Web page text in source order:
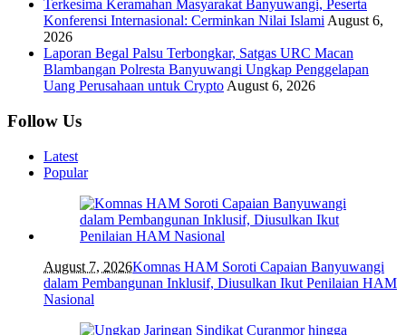
Terkesima Keramahan Masyarakat Banyuwangi, Peserta
Konferensi Internasional: Cerminkan Nilai Islami August 6,
2026
Laporan Begal Palsu Terbongkar, Satgas URC Macan
Blambangan Polresta Banyuwangi Ungkap Penggelapan
Uang Perusahaan untuk Crypto August 6, 2026
Follow Us
Latest
Popular
August 7, 2026Komnas HAM Soroti Capaian Banyuwangi
dalam Pembangunan Inklusif, Diusulkan Ikut Penilaian HAM
Nasional